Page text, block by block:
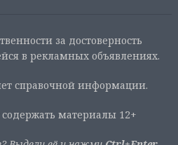
за достоверность
в рекламных объявлениях.
справочной информации.
материалы 12+